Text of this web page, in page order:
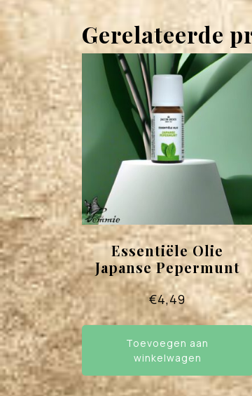
Gerelateerde
Essentiële Olie
Japanse Pepermunt
€4,49
Toevoegen aan
winkelwagen